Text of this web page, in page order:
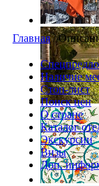
Главная /
Наличие
Стоп-лист
Поиск цен
О стране
Каталог
Экскурсии
Визы
Доп.